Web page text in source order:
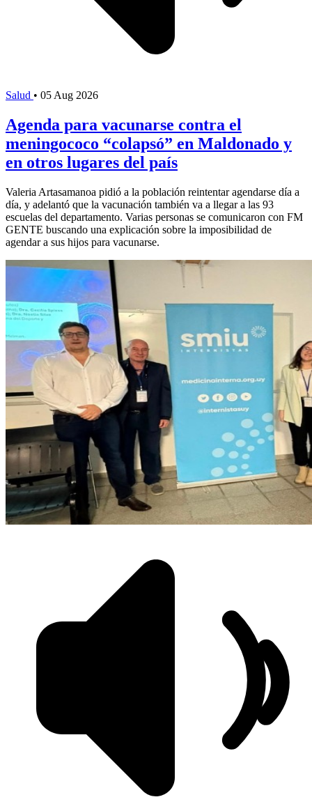
Salud • 05 Aug 2026
Agenda para vacunarse contra el
meningococo “colapsó” en Maldonado y
en otros lugares del país
Valeria Artasamanoa pidió a la población reintentar agendarse día a
día, y adelantó que la vacunación también va a llegar a las 93
escuelas del departamento. Varias personas se comunicaron con FM
GENTE buscando una explicación sobre la imposibilidad de
agendar a sus hijos para vacunarse.